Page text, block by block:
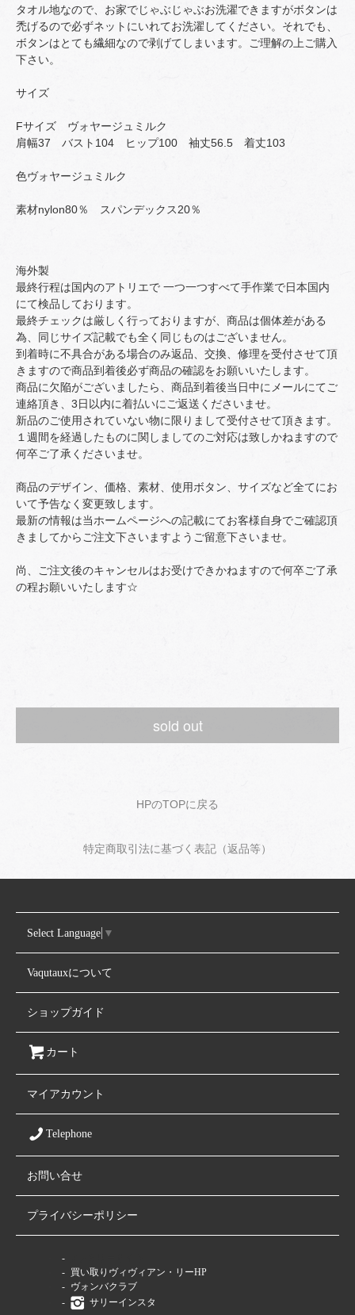
タオル地なので、お家でじゃぶじゃぶお洗濯できますがボタンは
禿げるので必ずネットにいれてお洗濯してください。それでも、
ボタンはとても繊細なので剥げてしまいます。ご理解の上ご購入
下さい。
サイズ
Fサイズ ヴォヤージュミルク
肩幅37 バスト104 ヒップ100 袖丈56.5 着丈103
色ヴォヤージュミルク
素材nylon80％ スパンデックス20％
海外製
最終行程は国内のアトリエで 一つ一つすべて手作業で日本国内
にて検品しております。
最終チェックは厳しく行っておりますが、商品は個体差がある
為、同じサイズ記載でも全く同じものはございません。
到着時に不具合がある場合のみ返品、交換、修理を受付させて頂
きますので商品到着後必ず商品の確認をお願いいたします。
商品に欠陥がございましたら、商品到着後当日中にメールにてご
連絡頂き、3日以内に着払いにご返送くださいませ。
新品のご使用されていない物に限りまして受付させて頂きます。
１週間を経過したものに関しましてのご対応は致しかねますので
何卒ご了承くださいませ。
商品のデザイン、価格、素材、使用ボタン、サイズなど全てにお
いて予告なく変更致します。
最新の情報は当ホームページへの記載にてお客様自身でご確認頂
きましてからご注文下さいますようご留意下さいませ。
尚、ご注文後のキャンセルはお受けできかねますので何卒ご了承
の程お願いいたします☆
sold out
HPのTOPに戻る
特定商取引法に基づく表記（返品等）
Select Language ▼
Vaqutauxについて
ショップガイド
カート
マイアカウント
Telephone
お問い合せ
プライバシーポリシー
買い取りヴィヴィアン・リーHP
ヴォンバクラブ
サリーインスタ